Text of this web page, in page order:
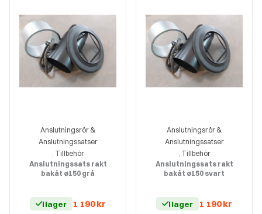
Anslutningsrör &
Anslutningssatser
, Tillbehör
Anslutningssats rakt
bakåt ø150 grå
I lager 1 190kr
Anslutningsrör &
Anslutningssatser
, Tillbehör
Anslutningssats rakt
bakåt ø150 svart
I lager 1 190kr